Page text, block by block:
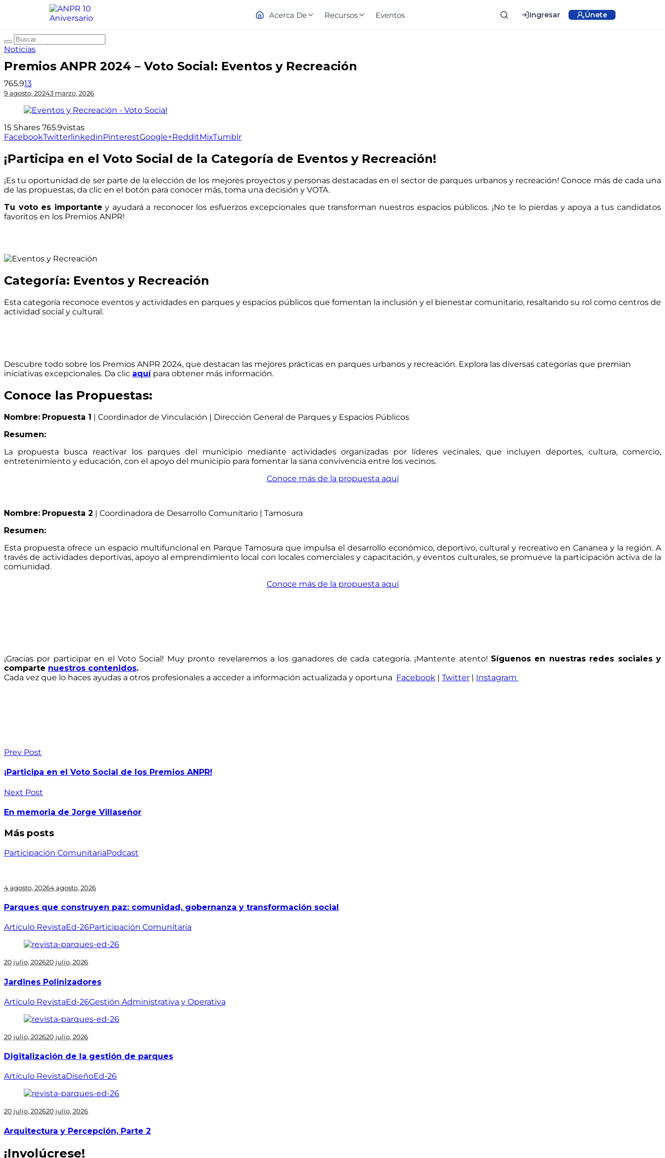
Acerca De Recursos Eventos Ingresar Únete
Noticias
Premios ANPR 2024 – Voto Social: Eventos y Recreación
765.913
9 agosto, 20243 marzo, 2026
15 Shares 765.9vistas
FacebookTwitterlinkedinPinterestGoogle+RedditMixTumblr
¡Participa en el Voto Social de la Categoría de Eventos y Recreación!
¡Es tu oportunidad de ser parte de la elección de los mejores proyectos y personas destacadas en el sector de parques urbanos y recreación! Conoce más de cada una
de las propuestas, da clic en el botón para conocer más, toma una decisión y VOTA.
Tu voto es importante y ayudará a reconocer los esfuerzos excepcionales que transforman nuestros espacios públicos. ¡No te lo pierdas y apoya a tus candidatos
favoritos en los Premios ANPR!
Categoría: Eventos y Recreación
Esta categoría reconoce eventos y actividades en parques y espacios públicos que fomentan la inclusión y el bienestar comunitario, resaltando su rol como centros de
actividad social y cultural.
Descubre todo sobre los Premios ANPR 2024, que destacan las mejores prácticas en parques urbanos y recreación. Explora las diversas categorías que premian
iniciativas excepcionales. Da clic aquípara obtener más información.
Conoce las Propuestas:
Nombre: Propuesta 1 | Coordinador de Vinculación | Dirección General de Parques y Espacios Públicos
Resumen:
La propuesta busca reactivar los parques del municipio mediante actividades organizadas por líderes vecinales, que incluyen deportes, cultura, comercio,
entretenimiento y educación, con el apoyo del municipio para fomentar la sana convivencia entre los vecinos.
Conoce más de la propuesta aquí
Nombre: Propuesta 2 | Coordinadora de Desarrollo Comunitario | Tamosura
Resumen:
Esta propuesta ofrece un espacio multifuncional en Parque Tamosura que impulsa el desarrollo económico, deportivo, cultural y recreativo en Cananea y la región. A
través de actividades deportivas, apoyo al emprendimiento local con locales comerciales y capacitación, y eventos culturales, se promueve la participación activa de la
comunidad.
Conoce más de la propuesta aquí
¡Gracias por participar en el Voto Social! Muy pronto revelaremos a los ganadores de cada categoría. ¡Mantente atento! Síguenos en nuestras redes sociales y
comparte nuestros contenidos.
Cada vez que lo haces ayudas a otros profesionales a acceder a información actualizada y oportuna Facebook | Twitter | Instagram
Prev Post
¡Participa en el Voto Social de los Premios ANPR!
Next Post
En memoria de Jorge Villaseñor
Más posts
Participación ComunitariaPodcast
4 agosto, 20264 agosto, 2026
Parques que construyen paz: comunidad, gobernanza y transformación social
Artículo RevistaEd-26Participación Comunitaria
20 julio, 202620 julio, 2026
Jardines Polinizadores
Artículo RevistaEd-26Gestión Administrativa y Operativa
20 julio, 202620 julio, 2026
Digitalización de la gestión de parques
Artículo RevistaDiseñoEd-26
20 julio, 202620 julio, 2026
Arquitectura y Percepción, Parte 2
¡Involúcrese!